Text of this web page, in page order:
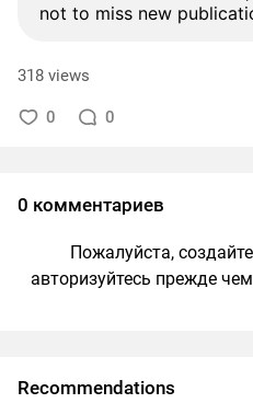
not to miss new
318 views
0 0
0 комментариев
Пожалуйста,
авторизуйтесь прежде
Recommendations